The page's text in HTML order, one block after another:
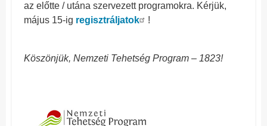
az előtte / utána szervezett programokra. Kérjük,
május 15-ig regisztráljatok !
Köszönjük, Nemzeti Tehetség Program – 1823!